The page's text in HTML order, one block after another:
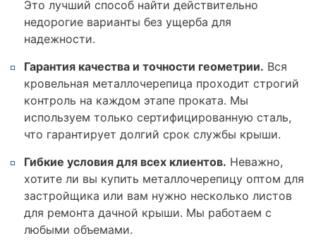
Это лучший способ найти действительно
недорогие варианты без ущерба для
надежности.
Гарантия качества и точности геометрии. Вся
кровельная металлочерепица проходит строгий
контроль на каждом этапе проката. Мы
используем только сертифицированную сталь,
что гарантирует долгий срок службы крыши.
Гибкие условия для всех клиентов. Неважно,
хотите ли вы купить металлочерепицу оптом для
застройщика или вам нужно несколько листов
для ремонта дачной крыши. Мы работаем с
любыми объемами.